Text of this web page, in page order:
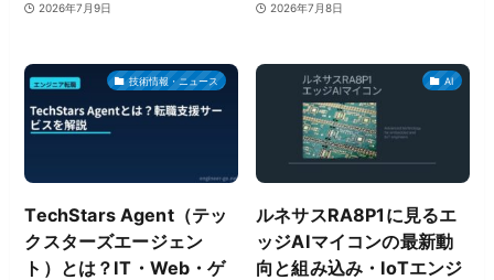
2026年7月9日 2026年7月8日
技術情報・ニュース
TechStars Agent（テッ
クスターズエージェン
ト）とは？IT・Web・ゲ
AI
ルネサスRA8P1に見るエ
ッジAIマイコンの最新動
向と組み込み・IoTエンジ